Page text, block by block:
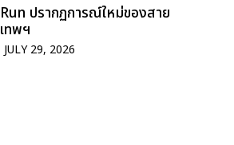
ปรากฏการณ์ใหม่ของสาย
ทพฯ
JULY 29, 2026